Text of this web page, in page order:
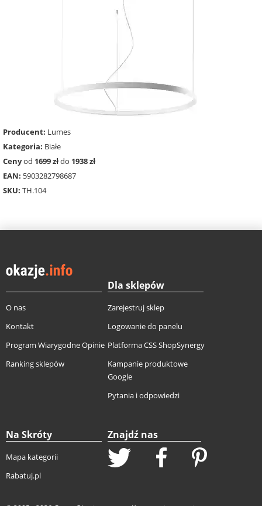
Producent: Lumes
Kategoria: Białe
Cenyod 1699 złdo 1938 zł
EAN: 5903282798687
SKU: TH.104
O nas
Kontakt
Program Wiarygodne Opinie
Ranking sklepów
Dla sklepów
Zarejestruj sklep
Logowanie do panelu
Platforma CSS ShopSynergy
Kampanie produktowe
Google
Pytania i odpowiedzi
Na Skróty
Mapa kategorii
Rabatuj.pl
Znajdź nas